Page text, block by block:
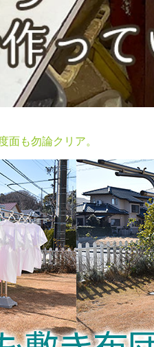
面も勿論クリア。